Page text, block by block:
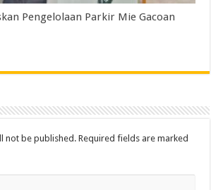
Pengelolaan Parkir Mie Gacoan
not be published. Required fields are marked